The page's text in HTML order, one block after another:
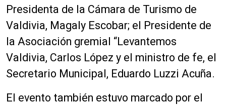
Presidenta de la Cámara de Turismo de
Valdivia, Magaly Escobar; el Presidente de
la Asociación gremial “Levantemos
Valdivia, Carlos López y el ministro de fe, el
Secretario Municipal, Eduardo Luzzi Acuña.
El evento también estuvo marcado por el